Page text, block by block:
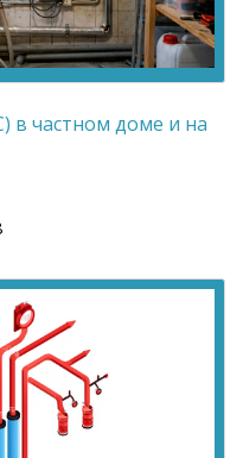
в частном доме и на